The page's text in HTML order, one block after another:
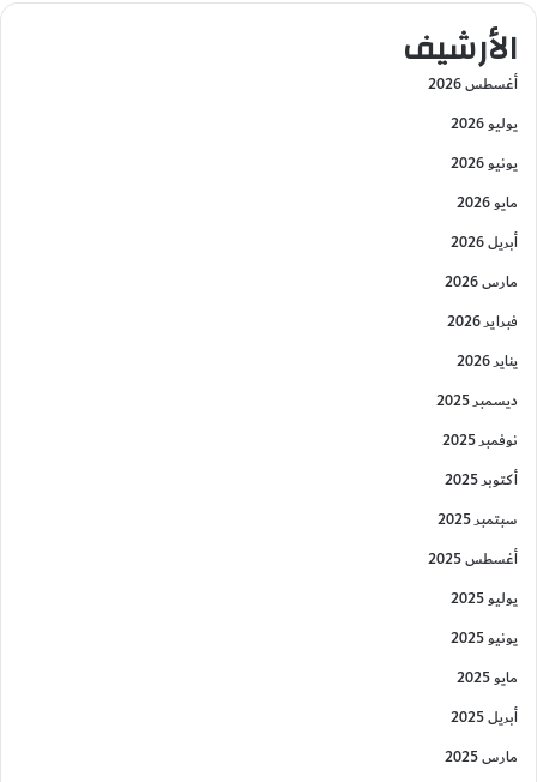
الأرشيف
أغسطس 2026
يوليو 2026
يونيو 2026
مايو 2026
أبريل 2026
مارس 2026
فبراير 2026
يناير 2026
ديسمبر 2025
نوفمبر 2025
أكتوبر 2025
سبتمبر 2025
أغسطس 2025
يوليو 2025
يونيو 2025
مايو 2025
أبريل 2025
مارس 2025